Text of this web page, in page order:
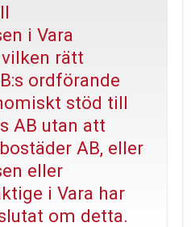
i Vara
rätt
ordförande
stöd till
AB utan att
AB, eller
eller
i Vara har
om detta.